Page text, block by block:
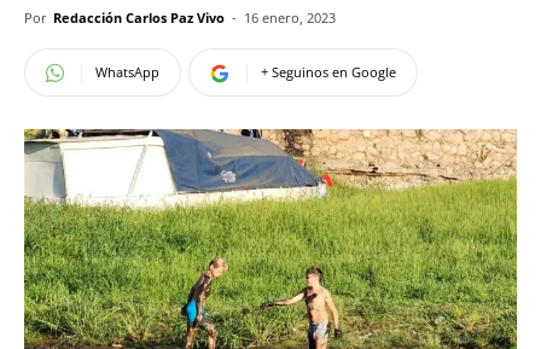
Por Redacción Carlos Paz Vivo - 16 enero, 2023
WhatsApp + Seguinos en Google